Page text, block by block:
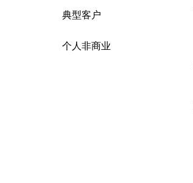
典型客户
个人非商业